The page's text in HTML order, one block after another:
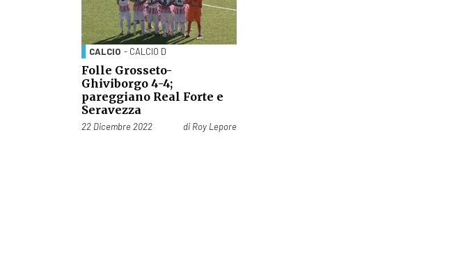
CALCIO - CALCIO D
Folle Grosseto-
Ghiviborgo 4-4;
pareggiano Real Forte e
Seravezza
Pubblicato il
22 Dicembre 2022 di Roy Lepore